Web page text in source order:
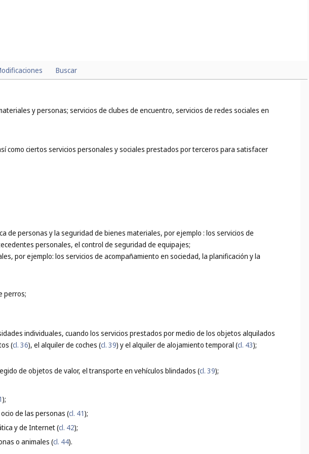
Buscar
y personas; servicios de clubes de encuentro, servicios de redes sociales en
como ciertos servicios personales y sociales prestados por terceros para satisfacer
de personas y la seguridad de bienes materiales, por ejemplo : los servicios de
personales, el control de seguridad de equipajes;
por ejemplo: los servicios de acompañamiento en sociedad, la planificación y la
perros;
individuales, cuando los servicios prestados por medio de los objetos alquilados
(cl. 36), el alquiler de coches (cl. 39) y el alquiler de alojamiento temporal (cl. 43);
de objetos de valor, el transporte en vehículos blindados (cl. 39);
);
de las personas (cl. 41);
y de Internet (cl. 42);
o animales (cl. 44).